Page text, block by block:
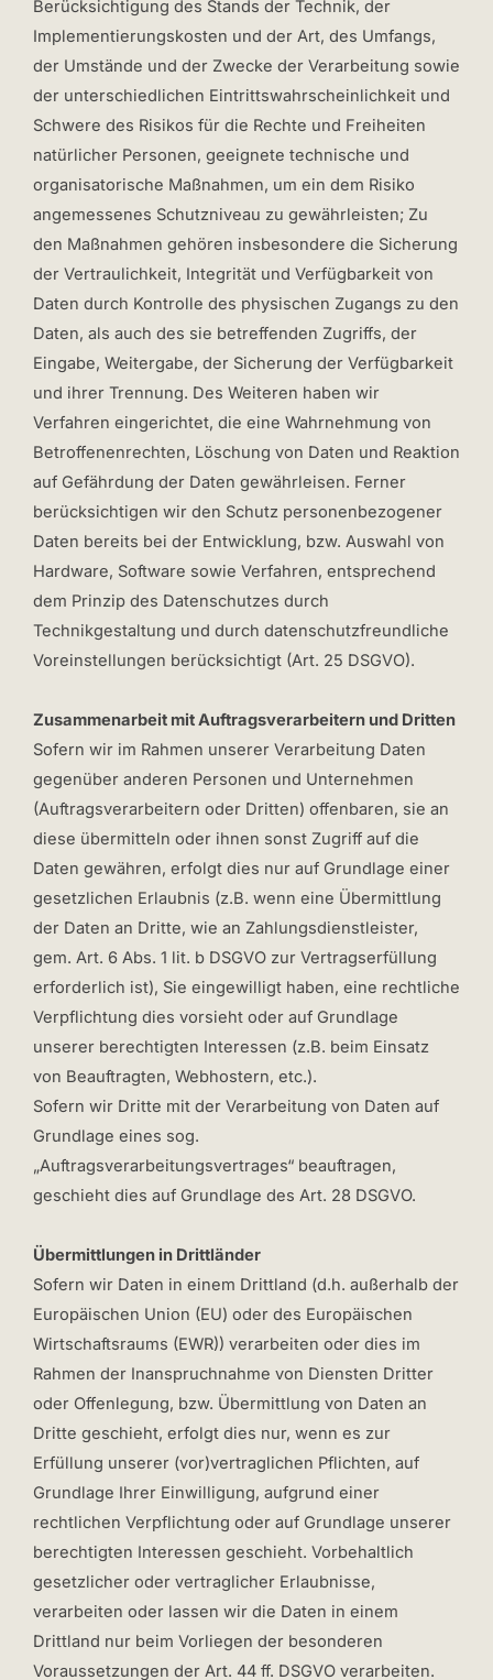
Berücksichtigung des Stands der Technik, der
Implementierungskosten und der Art, des Umfangs,
der Umstände und der Zwecke der Verarbeitung sowie
der unterschiedlichen Eintrittswahrscheinlichkeit und
Schwere des Risikos für die Rechte und Freiheiten
natürlicher Personen, geeignete technische und
organisatorische Maßnahmen, um ein dem Risiko
angemessenes Schutzniveau zu gewährleisten; Zu
den Maßnahmen gehören insbesondere die Sicherung
der Vertraulichkeit, Integrität und Verfügbarkeit von
Daten durch Kontrolle des physischen Zugangs zu den
Daten, als auch des sie betreffenden Zugriffs, der
Eingabe, Weitergabe, der Sicherung der Verfügbarkeit
und ihrer Trennung. Des Weiteren haben wir
Verfahren eingerichtet, die eine Wahrnehmung von
Betroffenenrechten, Löschung von Daten und Reaktion
auf Gefährdung der Daten gewährleisen. Ferner
berücksichtigen wir den Schutz personenbezogener
Daten bereits bei der Entwicklung, bzw. Auswahl von
Hardware, Software sowie Verfahren, entsprechend
dem Prinzip des Datenschutzes durch
Technikgestaltung und durch datenschutzfreundliche
Voreinstellungen berücksichtigt (Art. 25 DSGVO).
Zusammenarbeit mit Auftragsverarbeitern und Dritten
Sofern wir im Rahmen unserer Verarbeitung Daten
gegenüber anderen Personen und Unternehmen
(Auftragsverarbeitern oder Dritten) offenbaren, sie an
diese übermitteln oder ihnen sonst Zugriff auf die
Daten gewähren, erfolgt dies nur auf Grundlage einer
gesetzlichen Erlaubnis (z.B. wenn eine Übermittlung
der Daten an Dritte, wie an Zahlungsdienstleister,
gem. Art. 6 Abs. 1 lit. b DSGVO zur Vertragserfüllung
erforderlich ist), Sie eingewilligt haben, eine rechtliche
Verpflichtung dies vorsieht oder auf Grundlage
unserer berechtigten Interessen (z.B. beim Einsatz
von Beauftragten, Webhostern, etc.).
Sofern wir Dritte mit der Verarbeitung von Daten auf
Grundlage eines sog.
„Auftragsverarbeitungsvertrages“ beauftragen,
geschieht dies auf Grundlage des Art. 28 DSGVO.
Übermittlungen in Drittländer
Sofern wir Daten in einem Drittland (d.h. außerhalb der
Europäischen Union (EU) oder des Europäischen
Wirtschaftsraums (EWR)) verarbeiten oder dies im
Rahmen der Inanspruchnahme von Diensten Dritter
oder Offenlegung, bzw. Übermittlung von Daten an
Dritte geschieht, erfolgt dies nur, wenn es zur
Erfüllung unserer (vor)vertraglichen Pflichten, auf
Grundlage Ihrer Einwilligung, aufgrund einer
rechtlichen Verpflichtung oder auf Grundlage unserer
berechtigten Interessen geschieht. Vorbehaltlich
gesetzlicher oder vertraglicher Erlaubnisse,
verarbeiten oder lassen wir die Daten in einem
Drittland nur beim Vorliegen der besonderen
Voraussetzungen der Art. 44 ff. DSGVO verarbeiten.